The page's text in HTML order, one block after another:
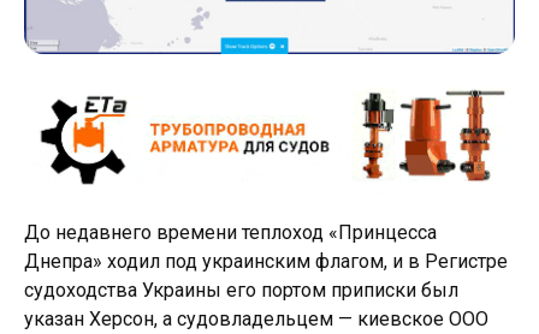
До недавнего времени теплоход «Принцесса
Днепра» ходил под украинским флагом, и в Регистре
судоходства Украины его портом приписки был
указан Херсон, а судовладельцем — киевское ООО